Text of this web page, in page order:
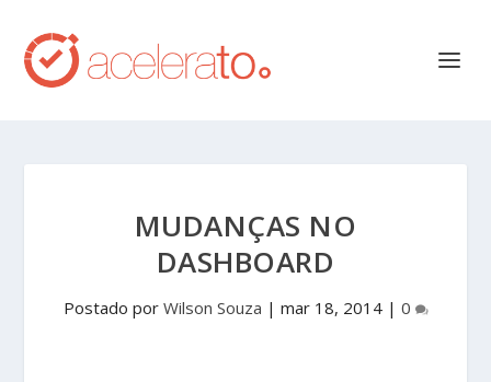
MUDANÇAS NO
DASHBOARD
Postado por Wilson Souza | mar 18, 2014| 0